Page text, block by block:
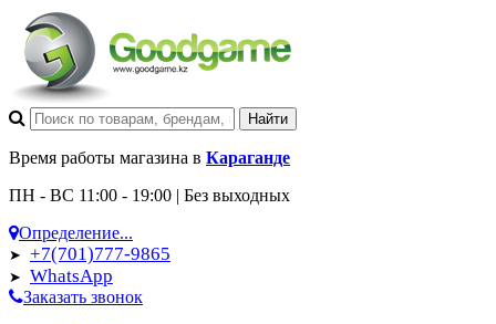
Время работы магазина в Караганде
ПН - ВС 11:00 - 19:00 | Без выходных
Определение...
➤ +7(701)777-9865
➤ WhatsApp
Заказать звонок